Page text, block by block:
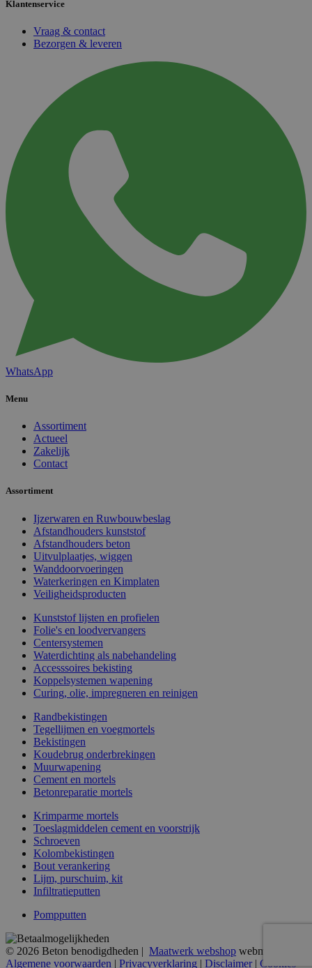
Klantenservice
Vraag & contact
Bezorgen & leveren
WhatsApp
Menu
Assortiment
Actueel
Zakelijk
Contact
Assortiment
Ijzerwaren en Ruwbouwbeslag
Afstandhouders kunststof
Afstandhouders beton
Uitvulplaatjes, wiggen
Wanddoorvoeringen
Waterkeringen en Kimplaten
Veiligheidsproducten
Kunststof lijsten en profielen
Folie's en loodvervangers
Centersystemen
Waterdichting als nabehandeling
Accesssoires bekisting
Koppelsystemen wapening
Curing, olie, impregneren en reinigen
Randbekistingen
Tegellijmen en voegmortels
Bekistingen
Koudebrug onderbrekingen
Muurwapening
Cement en mortels
Betonreparatie mortels
Krimparme mortels
Toeslagmiddelen cement en voorstrijk
Schroeven
Kolombekistingen
Bout verankering
Lijm, purschuim, kit
Infiltratieputten
Pompputten
© 2026 Beton benodigdheden | Maatwerk webshop webmix
Algemene voorwaarden | Privacyverklaring | Disclaimer| Cookies